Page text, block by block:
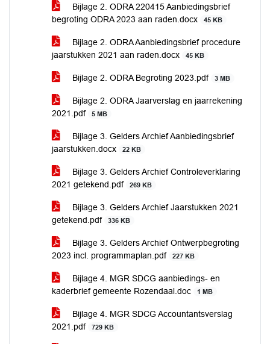
Bijlage 2. ODRA 220415 Aanbiedingsbrief
begroting ODRA 2023 aan raden.docx
45 KB
Bijlage 2. ODRA Aanbiedingsbrief procedure
jaarstukken 2021 aan raden.docx
45 KB
Bijlage 2. ODRA Begroting 2023.pdf 3 MB
Bijlage 2. ODRA Jaarverslag en jaarrekening
2021.pdf
5 MB
Bijlage 3. Gelders Archief Aanbiedingsbrief
jaarstukken.docx
22 KB
Bijlage 3. Gelders Archief Controleverklaring
2021 getekend.pdf
269 KB
Bijlage 3. Gelders Archief Jaarstukken 2021
getekend.pdf
336 KB
Bijlage 3. Gelders Archief Ontwerpbegroting
2023 incl. programmaplan.pdf
227 KB
Bijlage 4. MGR SDCG aanbiedings- en
kaderbrief gemeente Rozendaal.doc
1 MB
Bijlage 4. MGR SDCG Accountantsverslag
2021.pdf
729 KB